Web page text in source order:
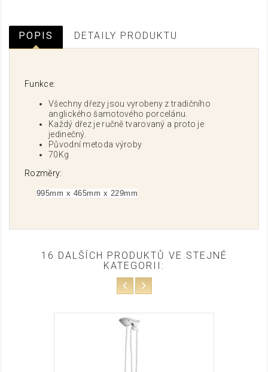
POPIS DETAILY PRODUKTU
Funkce:
Všechny dřezy jsou vyrobeny z tradičního
anglického šamotového porcelánu.
Každý dřez je ručně tvarovaný a proto je
jedinečný.
Původní metoda výroby
70Kg
Rozměry:
995mm x 465mm x 229mm
16 DALŠÍCH PRODUKTŮ VE STEJNÉ
KATEGORII: